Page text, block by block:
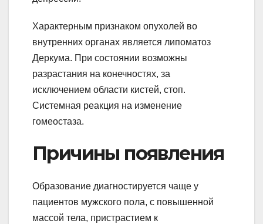
Характерным признаком опухолей во
внутренних органах является липоматоз
Деркума. При состоянии возможны
разрастания на конечностях, за
исключением области кистей, стоп.
Системная реакция на изменение
гомеостаза.
Причины появления
Образование диагностируется чаще у
пациентов мужского пола, с повышенной
массой тела, пристрастием к